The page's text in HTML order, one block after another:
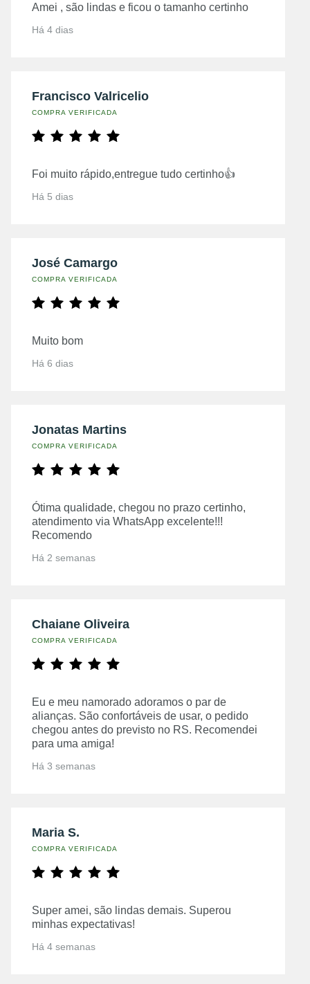
Amei , são lindas e ficou o tamanho certinho
Há 4 dias
Francisco Valricelio
COMPRA VERIFICADA
Foi muito rápido,entregue tudo certinho👍
Há 5 dias
José Camargo
COMPRA VERIFICADA
Muito bom
Há 6 dias
Jonatas Martins
COMPRA VERIFICADA
Ótima qualidade, chegou no prazo certinho,
atendimento via WhatsApp excelente!!!
Recomendo
Há 2 semanas
Chaiane Oliveira
COMPRA VERIFICADA
Eu e meu namorado adoramos o par de
alianças. São confortáveis de usar, o pedido
chegou antes do previsto no RS. Recomendei
para uma amiga!
Há 3 semanas
Maria S.
COMPRA VERIFICADA
Super amei, são lindas demais. Superou
minhas expectativas!
Há 4 semanas